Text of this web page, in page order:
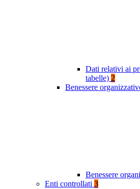
Dati relativi ai
tabelle) 2
Benessere
Benessere
Enti controllati 3